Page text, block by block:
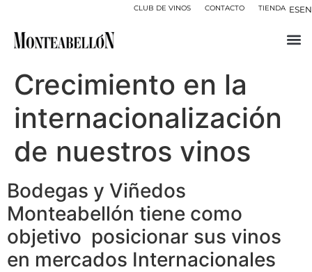
CLUB DE VINOS CONTACTO TIENDA ESEN
Crecimiento en la
internacionalización
de nuestros vinos
Bodegas y Viñedos
Monteabellón tiene como
objetivo posicionar sus vinos
en mercados Internacionales